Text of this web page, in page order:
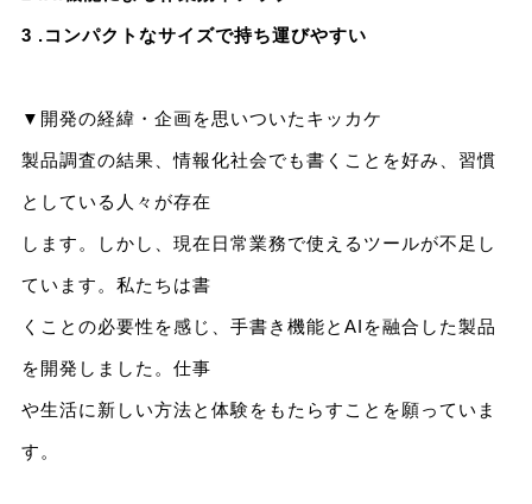
3 .コンパクトなサイズで持ち運びやすい
▼開発の経緯・企画を思いついたキッカケ
製品調査の結果、情報化社会でも書くことを好み、習慣
としている人々が存在
します。しかし、現在日常業務で使えるツールが不足し
ています。私たちは書
くことの必要性を感じ、手書き機能とAIを融合した製品
を開発しました。仕事
や生活に新しい方法と体験をもたらすことを願っていま
す。